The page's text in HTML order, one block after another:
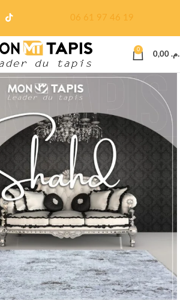
06 61 97 46 19
0